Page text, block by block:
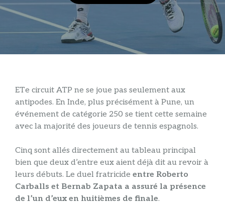
ETe circuit ATP ne se joue pas seulement aux
antipodes. En Inde, plus précisément à Pune, un
événement de catégorie 250 se tient cette semaine
avec la majorité des joueurs de tennis espagnols.
Cinq sont allés directement au tableau principal
bien que deux d’entre eux aient déjà dit au revoir à
leurs débuts. Le duel fratricide entre Roberto
Carballs et Bernab Zapata a assuré la présence
de l’un d’eux en huitièmes de finale.